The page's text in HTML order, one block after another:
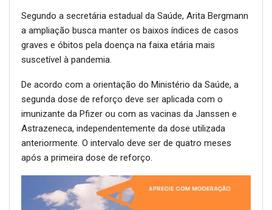
Segundo a secretária estadual da Saúde, Arita Bergmann
a ampliação busca manter os baixos índices de casos
graves e óbitos pela doença na faixa etária mais
suscetível à pandemia.
De acordo com a orientação do Ministério da Saúde, a
segunda dose de reforço deve ser aplicada com o
imunizante da Pfizer ou com as vacinas da Janssen e
Astrazeneca, independentemente da dose utilizada
anteriormente. O intervalo deve ser de quatro meses
após a primeira dose de reforço.